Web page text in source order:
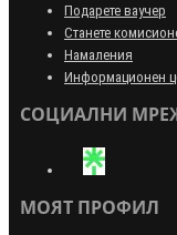
Подарете ваучер
Станете
Намаления
Информационен
СОЦИАЛНИ
МОЯТ ПРОФИЛ